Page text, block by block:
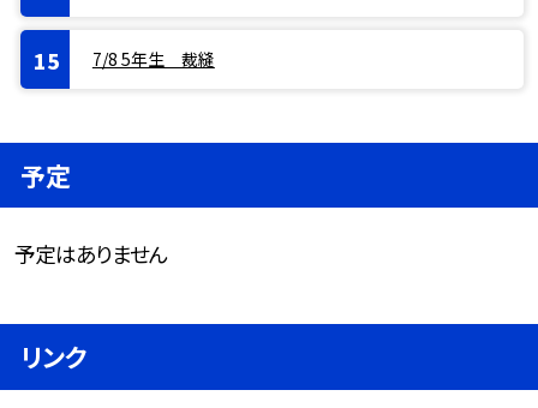
7/8 5年生 裁縫
予定
予定はありません
リンク